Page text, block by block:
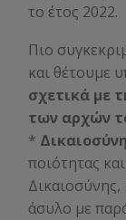
το έτος 2022.
Πιο
και θέτουμε
σχετικά με
των αρχών
*
ποιότητας
άσυλο με